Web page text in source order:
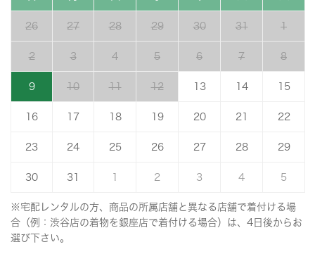
26 27 28 29 30 31 1
2 3 4 5 6 7 8
9 10 11 12 13 14 15
16 17 18 19 20 21 22
23 24 25 26 27 28 29
30 31 1 2 3 4 5
※宅配レンタルの方、商品の所属店舗と異なる店舗で着付ける場
合（例：渋谷店の着物を銀座店で着付ける場合）は、4日後からお
選び下さい。